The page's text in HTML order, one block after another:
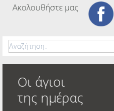
Ακολουθήστε μας
Οι άγιοι
της ημέρας